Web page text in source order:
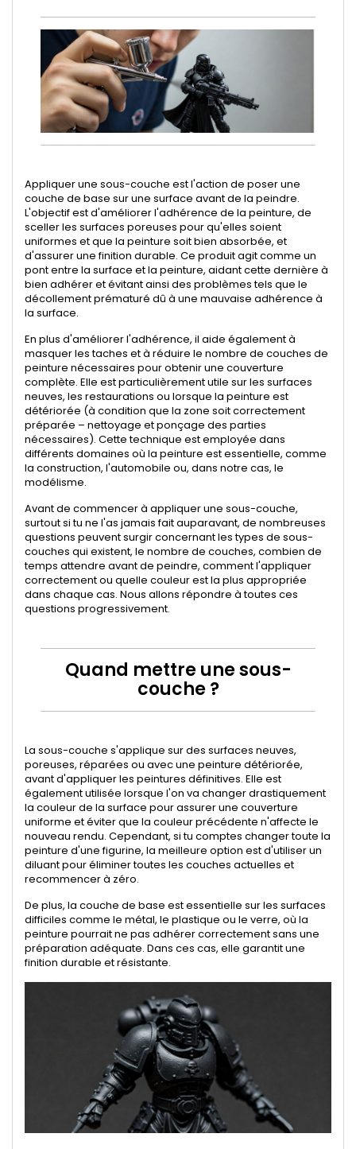
Appliquer une sous-couche est l'action de poser une
couche de base sur une surface avant de la peindre.
L'objectif est d'améliorer l'adhérence de la peinture, de
sceller les surfaces poreuses pour qu'elles soient
uniformes et que la peinture soit bien absorbée, et
d'assurer une finition durable. Ce produit agit comme un
pont entre la surface et la peinture, aidant cette dernière à
bien adhérer et évitant ainsi des problèmes tels que le
décollement prématuré dû à une mauvaise adhérence à
la surface.
En plus d'améliorer l'adhérence, il aide également à
masquer les taches et à réduire le nombre de couches de
peinture nécessaires pour obtenir une couverture
complète. Elle est particulièrement utile sur les surfaces
neuves, les restaurations ou lorsque la peinture est
détériorée (à condition que la zone soit correctement
préparée – nettoyage et ponçage des parties
nécessaires). Cette technique est employée dans
différents domaines où la peinture est essentielle, comme
la construction, l'automobile ou, dans notre cas, le
modélisme.
Avant de commencer à appliquer une sous-couche,
surtout si tu ne l'as jamais fait auparavant, de nombreuses
questions peuvent surgir concernant les types de sous-
couches qui existent, le nombre de couches, combien de
temps attendre avant de peindre, comment l'appliquer
correctement ou quelle couleur est la plus appropriée
dans chaque cas. Nous allons répondre à toutes ces
questions progressivement.
Quand mettre une sous-
couche ?
La sous-couche s'applique sur des surfaces neuves,
poreuses, réparées ou avec une peinture détériorée,
avant d'appliquer les peintures définitives. Elle est
également utilisée lorsque l'on va changer drastiquement
la couleur de la surface pour assurer une couverture
uniforme et éviter que la couleur précédente n'affecte le
nouveau rendu. Cependant, si tu comptes changer toute la
peinture d'une figurine, la meilleure option est d'utiliser un
diluant pour éliminer toutes les couches actuelles et
recommencer à zéro.
De plus, la couche de base est essentielle sur les surfaces
difficiles comme le métal, le plastique ou le verre, où la
peinture pourrait ne pas adhérer correctement sans une
préparation adéquate. Dans ces cas, elle garantit une
finition durable et résistante.